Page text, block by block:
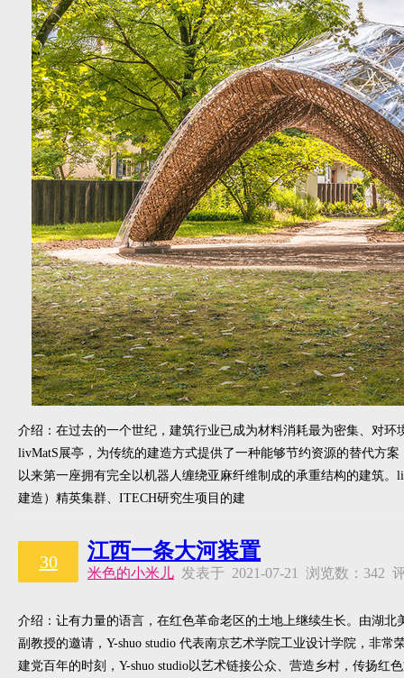
介绍：在过去的一个世纪，建筑行业已成为材料消耗最为密集、对
livMatS展亭，为传统的建造方式提供了一种能够节约资源的替代方
以来第一座拥有完全以机器人缠绕亚麻纤维制成的承重结构的建筑
建造）精英集群、ITECH研究生项目的建
30 江西一条大河装置
米色的小米儿 发表于 2021-07-21 浏览数：342
介绍：让有力量的语言，在红色革命老区的土地上继续生长。由湖
副教授的邀请，Y-shuo studio 代表南京艺术学院工业设计学院，非
建党百年的时刻，Y-shuo studio以艺术链接公众、营造乡村，传扬红